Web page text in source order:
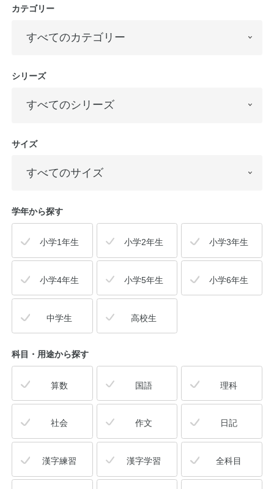
カテゴリー
シリーズ
サイズ
学年から探す
小学1年生 小学2年生 小学3年生
小学4年生 小学5年生 小学6年生
中学生 高校生
科目・用途から探す
算数 国語 理科
社会 作文 日記
漢字練習 漢字学習 全科目